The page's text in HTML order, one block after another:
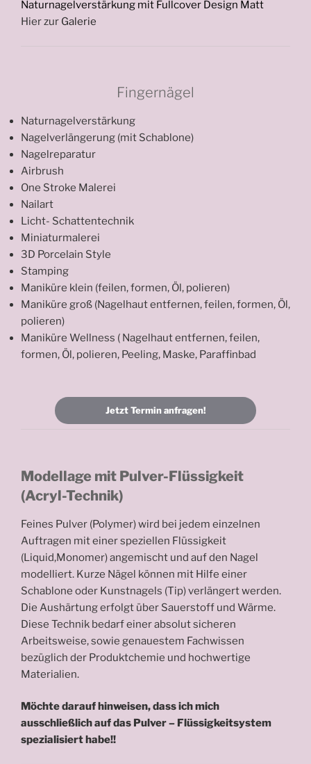
Naturnagelverstärkung mit Fullcover Design Matt
Hier zur Galerie
Fingernägel
Naturnagelverstärkung
Nagelverlängerung (mit Schablone)
Nagelreparatur
Airbrush
One Stroke Malerei
Nailart
Licht- Schattentechnik
Miniaturmalerei
3D Porcelain Style
Stamping
Maniküre klein (feilen, formen, Öl, polieren)
Maniküre groß (Nagelhaut entfernen, feilen, formen, Öl,
polieren)
Maniküre Wellness ( Nagelhaut entfernen, feilen,
formen, Öl, polieren, Peeling, Maske, Paraffinbad
Jetzt Termin anfragen!
Modellage mit Pulver-Flüssigkeit
(Acryl-Technik)
Feines Pulver (Polymer) wird bei jedem einzelnen
Auftragen mit einer speziellen Flüssigkeit
(Liquid,Monomer) angemischt und auf den Nagel
modelliert. Kurze Nägel können mit Hilfe einer
Schablone oder Kunstnagels (Tip) verlängert werden.
Die Aushärtung erfolgt über Sauerstoff und Wärme.
Diese Technik bedarf einer absolut sicheren
Arbeitsweise, sowie genauestem Fachwissen
bezüglich der Produktchemie und hochwertige
Materialien.
Möchte darauf hinweisen, dass ich mich
ausschließlich auf das Pulver – Flüssigkeitsystem
spezialisiert habe!!